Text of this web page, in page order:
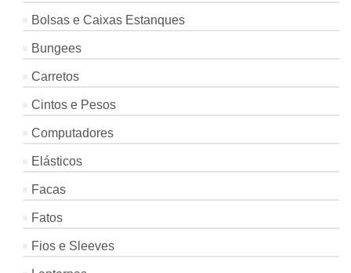
Bolsas e Caixas Estanques
Bungees
Carretos
Cintos e Pesos
Computadores
Elásticos
Facas
Fatos
Fios e Sleeves